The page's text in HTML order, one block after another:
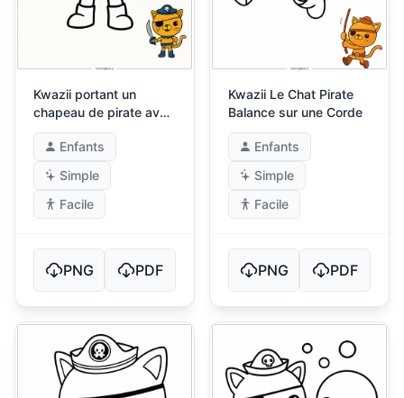
Kwazii portant un
chapeau de pirate avec
une épée
Enfants
Simple
Facile
PNG PDF
Kwazii Le Chat Pirate
Balance sur une Corde
Enfants
Simple
Facile
PNG PDF